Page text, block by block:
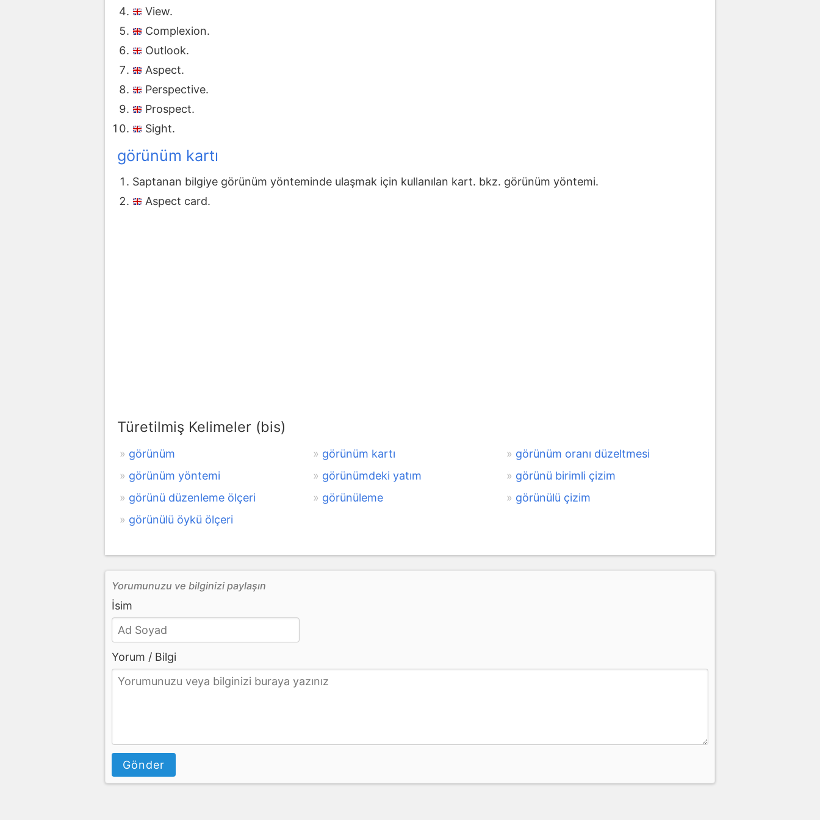
View.
Complexion.
Outlook.
Aspect.
Perspective.
Prospect.
Sight.
görünüm kartı
Saptanan bilgiye görünüm yönteminde ulaşmak için kullanılan kart. bkz. görünüm yöntemi.
Aspect card.
Türetilmiş Kelimeler (bis)
görünüm görünüm kartı
görünüm oranı düzeltmesi
görünüm yöntemi
görünümdeki yatım
görünü birimli çizim
görünü düzenleme ölçeri
görünüleme
görünülü çizim
görünülü öykü ölçeri
Yorumunuzu ve bilginizi paylaşın
İsim
Yorum / Bilgi
Gönder